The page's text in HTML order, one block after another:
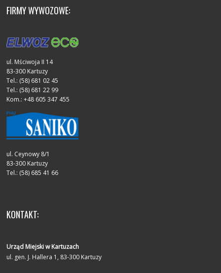
FIRMY WYWOZOWE:
ul. Mściwoja II 14
83-300 Kartuzy
Tel.: (58) 681 02 45
Tel.: (58) 681 22 99
Kom.: +48 605 347 455
ul. Ceynowy 8/1
83-300 Kartuzy
Tel.: (58) 685 41 66
KONTAKT:
Urząd Miejski w Kartuzach
ul. gen. J. Hallera 1, 83-300 Kartuzy